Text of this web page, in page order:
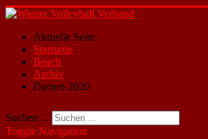
Aktuelle Seite:
Startseite
Beach
Archiv
Damen 2020
Suchen ...
Toggle Navigation